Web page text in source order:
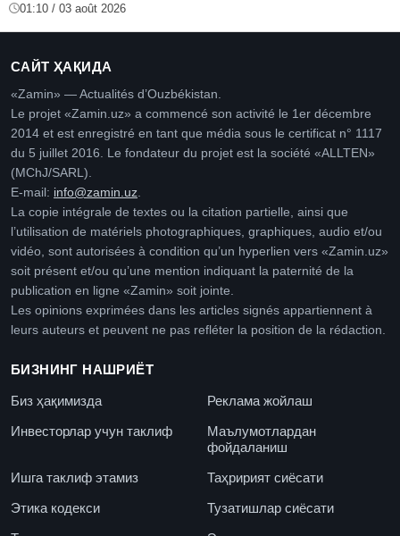
01:10 / 03 août 2026
САЙТ ҲАҚИДА
«Zamin» — Actualités d’Ouzbékistan.
Le projet «Zamin.uz» a commencé son activité le 1er décembre
2014 et est enregistré en tant que média sous le certificat n° 1117
du 5 juillet 2016. Le fondateur du projet est la société «ALLTEN»
(MChJ/SARL).
E-mail: info@zamin.uz
La copie intégrale de textes ou la citation partielle, ainsi que
l’utilisation de matériels photographiques, graphiques, audio et/ou
vidéo, sont autorisées à condition qu’un hyperlien vers «Zamin.uz»
soit présent et/ou qu’une mention indiquant la paternité de la
publication en ligne «Zamin» soit jointe.
Les opinions exprimées dans les articles signés appartiennent à
leurs auteurs et peuvent ne pas refléter la position de la rédaction.
БИЗНИНГ НАШРИЁТ
Биз ҳақимизда
Реклама жойлаш
Инвесторлар учун таклиф
Маълумотлардан
фойдаланиш
Ишга таклиф этамиз
Таҳририят сиёсати
Этика кодекси
Тузатишлар сиёсати